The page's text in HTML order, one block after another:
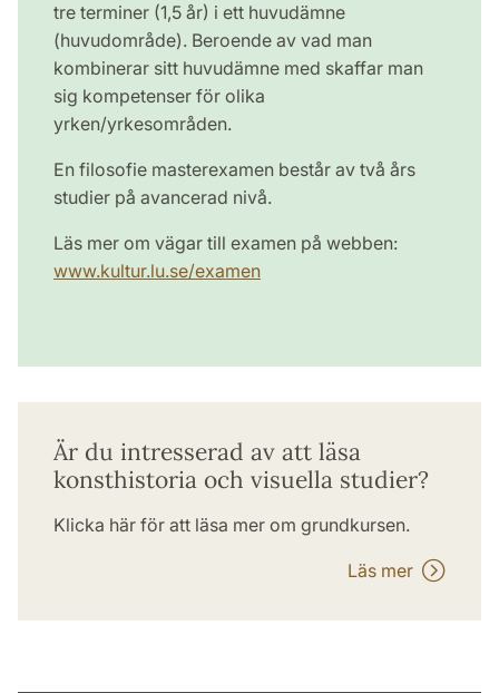
tre terminer (1,5 år) i ett huvudämne
(huvudområde). Beroende av vad man
kombinerar sitt huvudämne med skaffar man
sig kompetenser för olika
yrken/yrkesområden.
En filosofie masterexamen består av två års
studier på avancerad nivå.
Läs mer om vägar till examen på webben:
www.kultur.lu.se/examen
Är du intresserad av att läsa
konsthistoria och visuella studier?
Klicka här för att läsa mer om grundkursen.
Läs mer